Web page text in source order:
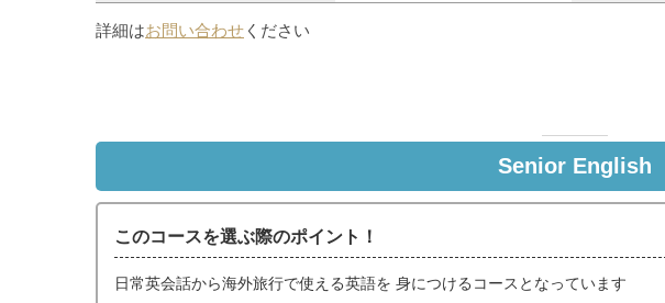
詳細はお問い合わせ ください
Senior English
このコースを選ぶ際のポイント！
日常英会話から海外旅行で使える英語を 身につけるコースとなっています